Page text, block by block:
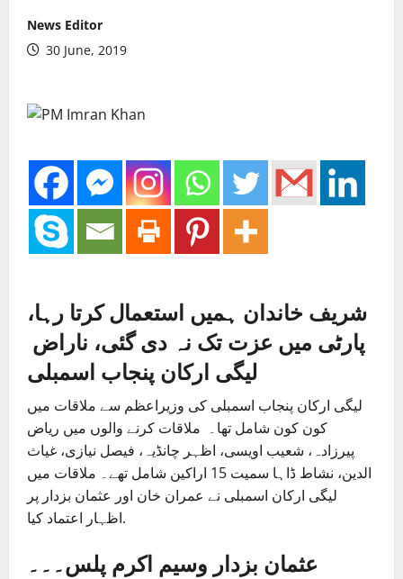
News Editor
30 June, 2019
شریف خاندان ہمیں استعمال کرتا رہا،
پارٹی میں عزت تک نہ دی گئی، ناراض
لیگی ارکان پنجاب اسمبلی
لیگی ارکان پنجاب اسمبلی کی وزیراعظم سے ملاقات میں
کون کون شامل تھا۔ ملاقات کرنے والوں میں‌ ریاض
پیرزادہ، شعیب اویسی، اظہر چانڈیہ، فیصل نیازی، غیاث
الدین، نشاط ڈاہا سمیت 15 اراکین شامل تھے۔ ملاقات میں‌
لیگی ارکان اسمبلی نے عمران خان اور عثمان بزدار پر
اظہار اعتماد کیا.
عثمان بزدار وسیم اکرم پلس۔۔۔